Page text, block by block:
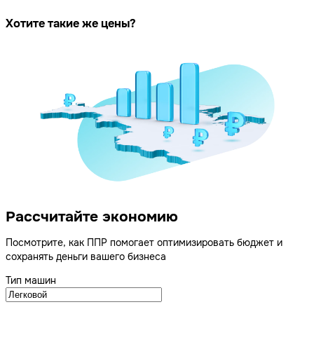
Хотите такие же цены?
Рассчитайте экономию
Посмотрите, как ППР помогает оптимизировать бюджет и
сохранять деньги вашего бизнеса
Тип машин